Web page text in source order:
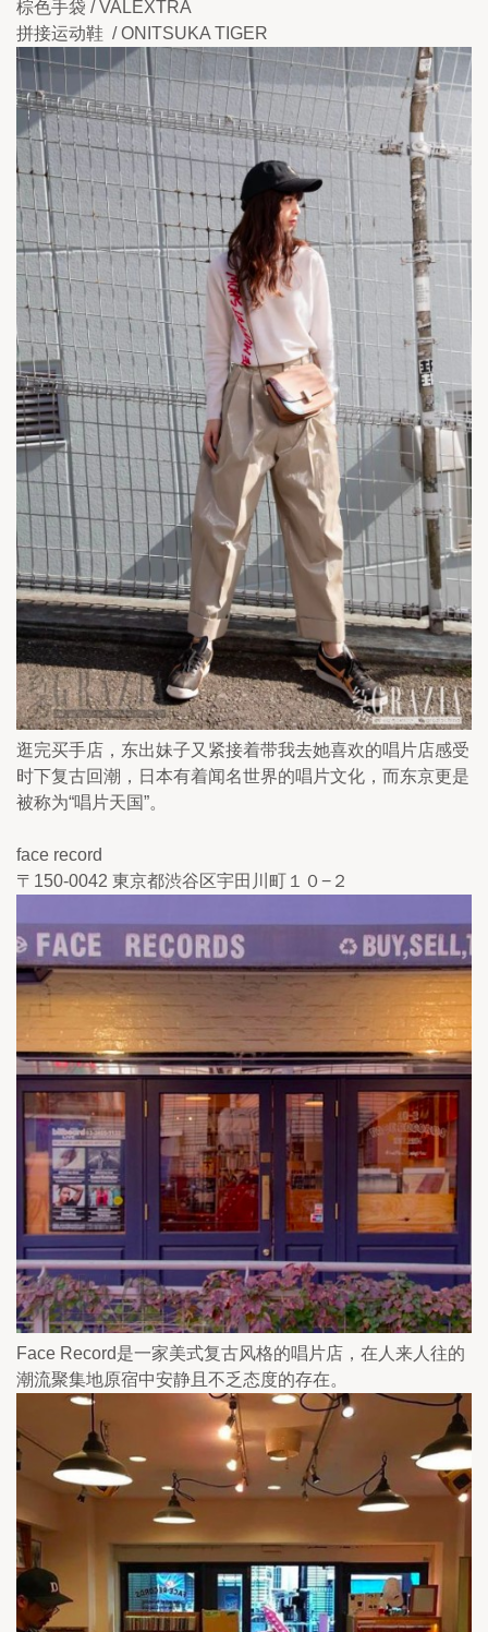
棕色手袋 / VALEXTRA
拼接运动鞋  / ONITSUKA TIGER
逛完买手店，东出妹子又紧接着带我去她喜欢的唱片店感受
时下复古回潮，日本有着闻名世界的唱片文化，而东京更是
被称为“唱片天国”。
face record
〒150-0042 東京都渋谷区宇田川町１０−２
Face Record是一家美式复古风格的唱片店，在人来人往的
潮流聚集地原宿中安静且不乏态度的存在。